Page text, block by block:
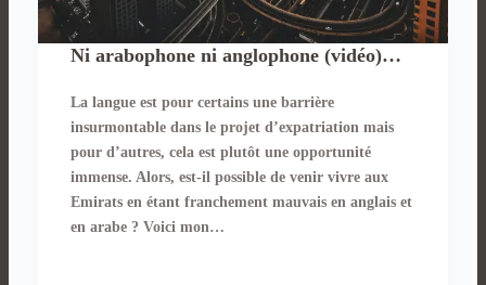
Ni arabophone ni anglophone (vidéo)…
La langue est pour certains une barrière
insurmontable dans le projet d’expatriation mais
pour d’autres, cela est plutôt une opportunité
immense. Alors, est-il possible de venir vivre aux
Emirats en étant franchement mauvais en anglais et
en arabe ? Voici mon…